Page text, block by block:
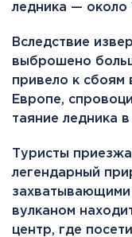
ледника — около
Вследствие
выброшено
привело к сбоям
Европе,
таяние ледника
Туристы
легендарный
вулканом
центр, где